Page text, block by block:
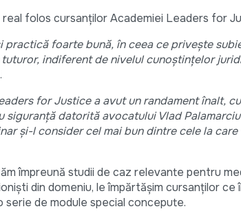
folos cursanților Academiei Leaders for
foarte bună, în ceea ce privește
indiferent de nivelul cunoștințelor
for Justice a avut un randament înalt,
siguranță datorită avocatului Vlad
și-l consider cel mai bun dintre cele la care
împreună studii de caz relevante pentru
din domeniu, le împărtășim cursanților ce
serie de module special concepute.